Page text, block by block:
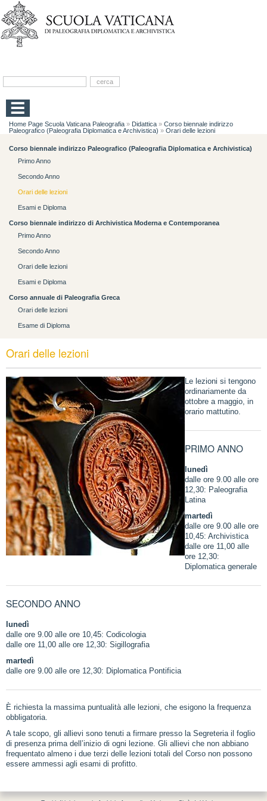
Home Page Scuola Vaticana Paleografia » Didattica » Corso biennale indirizzo
Paleografico (Paleografia Diplomatica e Archivistica) » Orari delle lezioni
Corso biennale indirizzo Paleografico (Paleografia Diplomatica e Archivistica)
Primo Anno
Secondo Anno
Orari delle lezioni
Esami e Diploma
Corso biennale indirizzo di Archivistica Moderna e Contemporanea
Primo Anno
Secondo Anno
Orari delle lezioni
Esami e Diploma
Corso annuale di Paleografia Greca
Orari delle lezioni
Esame di Diploma
Orari delle lezioni
Le lezioni si tengono
ordinariamente da
ottobre a maggio, in
orario mattutino.
PRIMO ANNO
lunedì
dalle ore 9.00 alle ore
12,30: Paleografia
Latina
martedì
dalle ore 9.00 alle ore
10,45: Archivistica
dalle ore 11,00 alle
ore 12,30:
Diplomatica generale
SECONDO ANNO
lunedì
dalle ore 9.00 alle ore 10,45: Codicologia
dalle ore 11,00 alle ore 12,30: Sigillografia
martedì
dalle ore 9.00 alle ore 12,30: Diplomatica Pontificia
È richiesta la massima puntualità alle lezioni, che esigono la frequenza
obbligatoria.
A tale scopo, gli allievi sono tenuti a firmare presso la Segreteria il foglio
di presenza prima dell’inizio di ogni lezione. Gli allievi che non abbiano
frequentato almeno i due terzi delle lezioni totali del Corso non possono
essere ammessi agli esami di profitto.